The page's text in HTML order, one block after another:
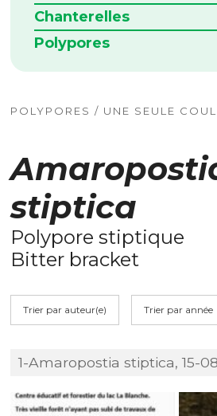
Chanterelles
Polypores
POLYPORES / UNE SEULE
stiptica
Polypore stiptique
Bitter bracket
Trier par auteur(e) Trier par année
1-Amaropostia stiptica, 15-